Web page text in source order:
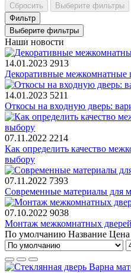
Сбросить
Выберите фильтры
Фильтр
Выберите фильтры
Наши новости
14.01.2023 2913
Декоративные межкомнатные
14.01.2023 5211
Откосы на входную дверь:
07.11.2022 2214
Как определить качество
выбору
07.11.2022 7393
Современные материалы для
07.10.2022 9038
Монтаж межкомнатных
По умолчанию Название Цена